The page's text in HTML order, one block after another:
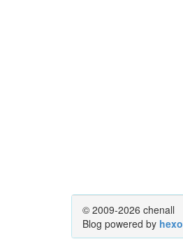
© 2009-2026 chenall
Blog powered by hexo